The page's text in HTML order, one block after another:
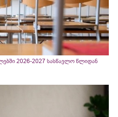
2026-2027 სასწავლო წლიდან